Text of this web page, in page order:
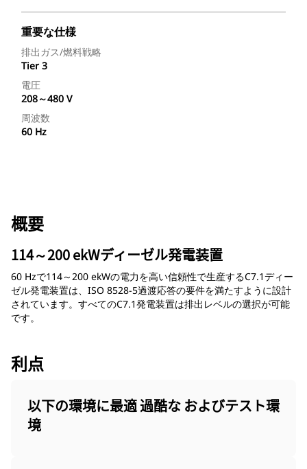
重要な仕様
排出ガス/燃料戦略
Tier 3
電圧
208～480 V
周波数
60 Hz
概要
114～200 ekWディーゼル発電装置
60 Hzで114～200 ekWの電力を高い信頼性で生産するC7.1ディー
ゼル発電装置は、ISO 8528-5過渡応答の要件を満たすように設計
されています。すべてのC7.1発電装置は排出レベルの選択が可能
です。
利点
以下の環境に最適 過酷な およびテスト環
境